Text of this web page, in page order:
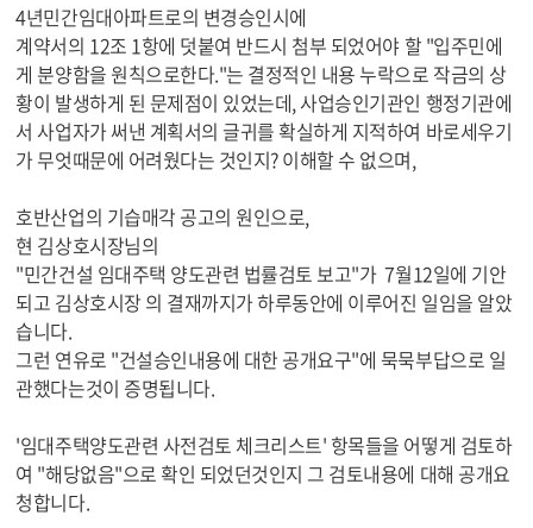
4년민간임대아파트로의 변경승인시에
계약서의 12조 1항에 덧붙여 반드시 첨부 되었어야 할 "입주민에
게 분양함을 원칙으로한다."는 결정적인 내용 누락으로 작금의 상
황이 발생하게 된 문제점이 있었는데, 사업승인기관인 행정기관에
서 사업자가 써낸 계획서의 글귀를 확실하게 지적하여 바로세우기
가 무엇때문에 어려웠다는 것인지? 이해할 수 없으며,
호반산업의 기습매각 공고의 원인으로,
현 김상호시장님의
"민간건설 임대주택 양도관련 법률검토 보고"가 7월12일에 기안
되고 김상호시장 의 결재까지가 하루동안에 이루어진 일임을 알았
습니다.
그런 연유로 "건설승인내용에 대한 공개요구"에 묵묵부답으로 일
관했다는것이 증명됩니다.
'임대주택양도관련 사전검토 체크리스트' 항목들을 어떻게 검토하
여 "해당없음"으로 확인 되었던것인지 그 검토내용에 대해 공개요
청합니다.